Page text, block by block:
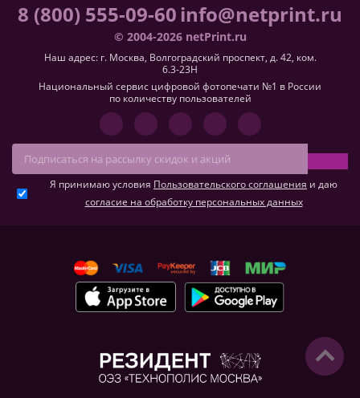
8 (800) 555-09-60info@netprint.ru
© 2004-2026 netPrint.ru
Наш адрес: г. Москва, Волгоградский проспект, д. 42, ком.
6.3-23H
Национальный сервис цифровой фотопечати №1 в России
по количеству пользователей
Я принимаю условия Пользовательского соглашения и даю
согласие на обработку персональных данных